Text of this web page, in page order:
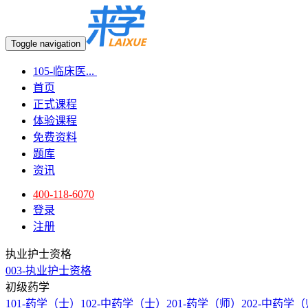
Toggle navigation
105-临床医...
首页
正式课程
体验课程
免费资料
题库
资讯
400-118-6070
登录
注册
执业护士资格
003-执业护士资格
初级药学
101-药学（士） 102-中药学（士） 201-药学（师） 202-中药学